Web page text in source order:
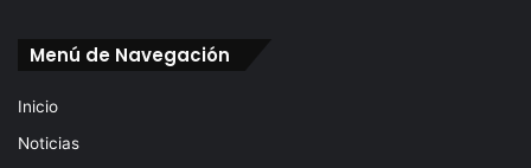
Menú de Navegación
Inicio
Noticias